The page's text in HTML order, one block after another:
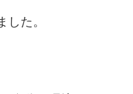
た。